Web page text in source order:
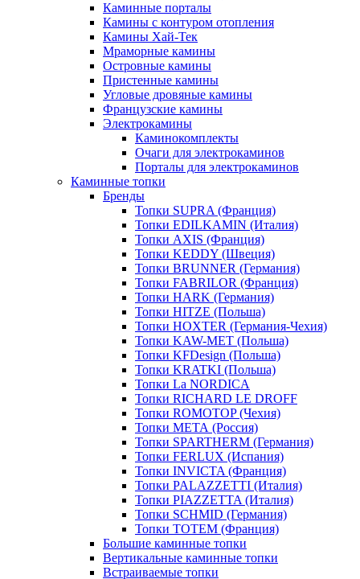
Каминные порталы
Камины с контуром отопления
Камины Хай-Тек
Мраморные камины
Островные камины
Пристенные камины
Угловые дровяные камины
Французские камины
Электрокамины
Каминокомплекты
Очаги для электрокаминов
Порталы для электрокаминов
Каминные топки
Бренды
Топки SUPRA (Франция)
Топки EDILKAMIN (Италия)
Топки AXIS (Франция)
Топки KEDDY (Швеция)
Топки BRUNNER (Германия)
Топки FABRILOR (Франция)
Топки HARK (Германия)
Топки HITZE (Польша)
Топки HOXTER (Германия-Чехия)
Топки KAW-MET (Польша)
Топки KFDesign (Польша)
Топки KRATKI (Польша)
Топки La NORDICA
Топки RICHARD LE DROFF
Топки ROMOTOP (Чехия)
Топки МЕТА (Россия)
Топки SPARTHERM (Германия)
Топки FERLUX (Испания)
Топки INVICTA (Франция)
Топки PALAZZETTI (Италия)
Топки PIAZZETTA (Италия)
Топки SCHMID (Германия)
Топки TOTEM (Франция)
Большие каминные топки
Вертикальные каминные топки
Встраиваемые топки